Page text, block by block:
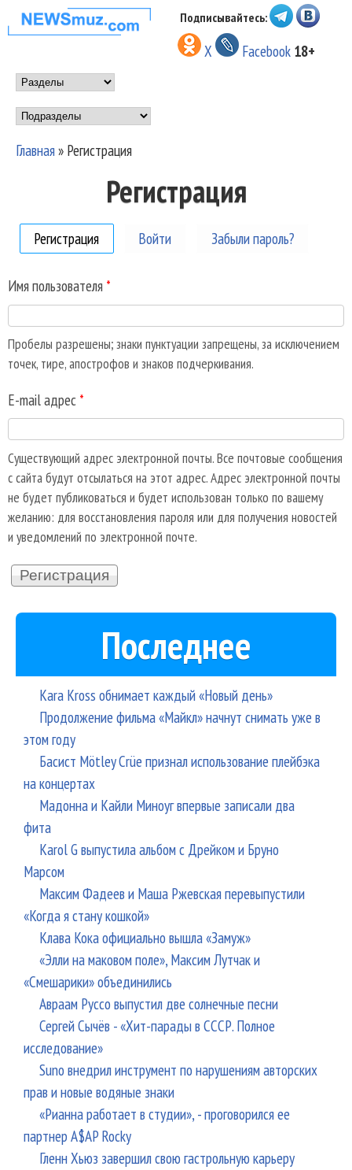
Перейти к основному
содержанию
НОВОСТИ
МУЗЫКИ И
ШОУ БИЗНЕСА
NEWSMUZ.COM
Подписывайтесь:
X Facebook 18+
Main menu
Подразделы
Главная» Регистрация
Регистрация
Регистрация (активная вкладка)
Войти Забыли пароль?
Имя пользователя *
Пробелы разрешены; знаки пунктуации запрещены, за исключением
точек, тире, апострофов и знаков подчеркивания.
E-mail адрес *
Существующий адрес электронной почты. Все почтовые сообщения
с сайта будут отсылаться на этот адрес. Адрес электронной почты
не будет публиковаться и будет использован только по вашему
желанию: для восстановления пароля или для получения новостей
и уведомлений по электронной почте.
Последнее
Kara Kross обнимает каждый «Новый день»
Продолжение фильма «Майкл» начнут снимать уже в
этом году
Басист Mötley Crüe признал использование плейбэка
на концертах
Мадонна и Кайли Миноуг впервые записали два
фита
Karol G выпустила альбом с Дрейком и Бруно
Марсом
Максим Фадеев и Маша Ржевская перевыпустили
«Когда я стану кошкой»
Клава Кока официально вышла «Замуж»
«Элли на маковом поле», Максим Лутчак и
«Смешарики» объединились
Авраам Руссо выпустил две солнечные песни
Сергей Сычёв - «Хит-парады в СССР. Полное
исследование»
Suno внедрил инструмент по нарушениям авторских
прав и новые водяные знаки
«Рианна работает в студии», - проговорился ее
партнер A$AP Rocky
Гленн Хьюз завершил свою гастрольную карьеру